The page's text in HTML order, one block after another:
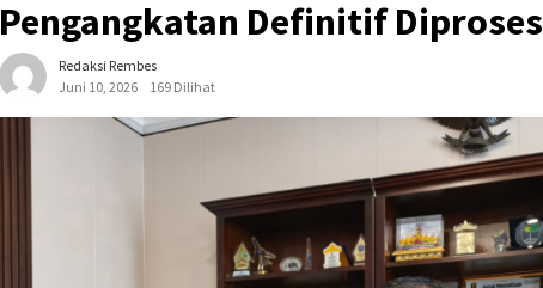
Pengangkatan Definitif Diproses
Redaksi Rembes
Juni 10, 2026
169 Dilihat